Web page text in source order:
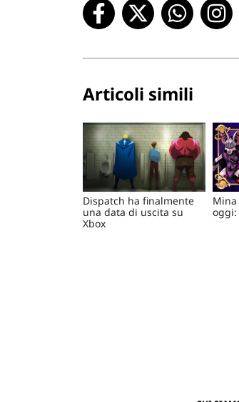
Articoli simili
Dispatch ha finalmente
una data di uscita su
Xbox